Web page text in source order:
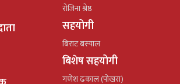
रोजिना श्रेष्ठ
सहयोगी
बिराट बस्याल
बिशेष सहयोगी
गणेश ढकाल (पोखरा)